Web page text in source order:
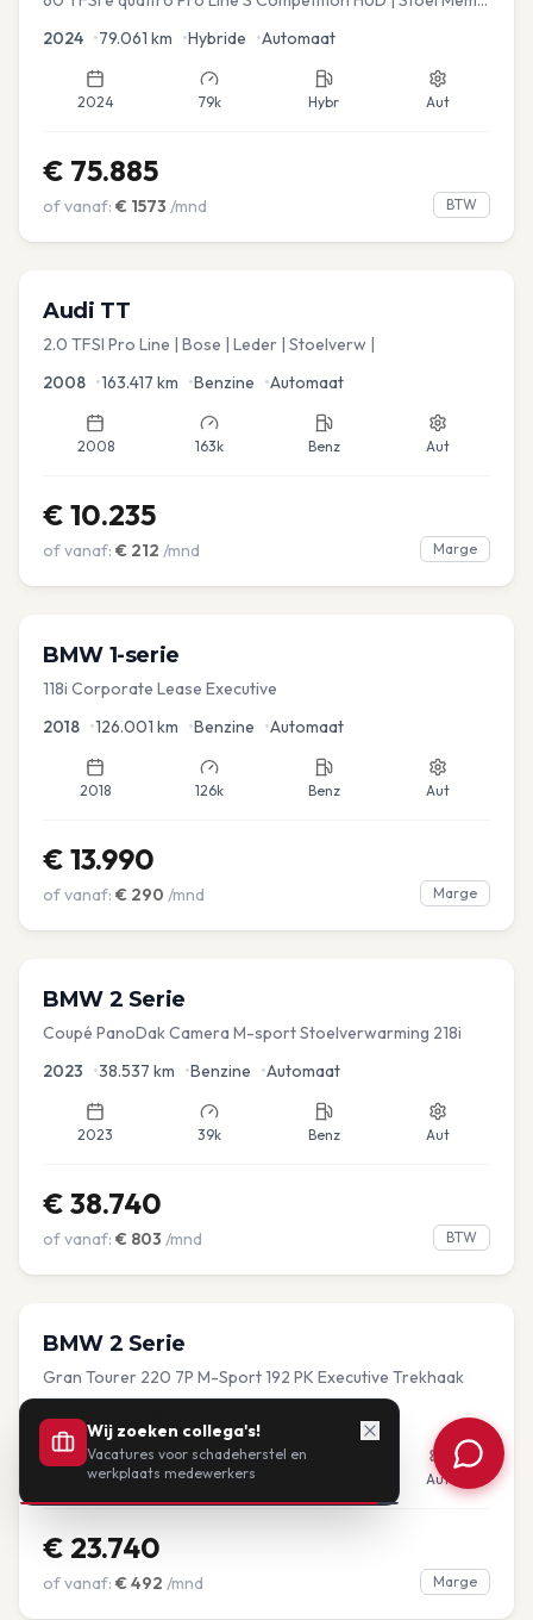
2024 •79.061 km •Hybride •Automaat
2024 79k Hybr Aut
€ 75.885
of vanaf: € 1573 /mnd BTW
Audi TT
2.0 TFSI Pro Line | Bose | Leder | Stoelverw |
2008 •163.417 km •Benzine •Automaat
2008 163k Benz Aut
€ 10.235
of vanaf: € 212 /mnd Marge
BMW 1-serie
118i Corporate Lease Executive
2018 •126.001 km •Benzine •Automaat
2018 126k Benz Aut
€ 13.990
of vanaf: € 290 /mnd Marge
BMW 2 Serie
Coupé PanoDak Camera M-sport Stoelverwarming 218i
2023 •38.537 km •Benzine •Automaat
2023 39k Benz Aut
€ 38.740
of vanaf: € 803 /mnd BTW
BMW 2 Serie
Gran Tourer 220 7P M-Sport 192 PK Executive Trekhaak
2020
2020 96k Aut
€ 23.740
of vanaf: € 492 /mnd Marge
Wij zoeken collega's!
Vacatures voor schadeherstel en
werkplaats medewerkers